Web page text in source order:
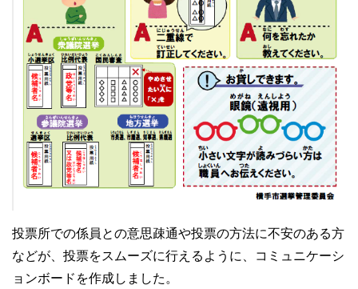
投票所での係員との意思疎通や投票の方法に不安のある方
などが、投票をスムーズに行えるように、コミュニケーシ
ョンボードを作成しました。